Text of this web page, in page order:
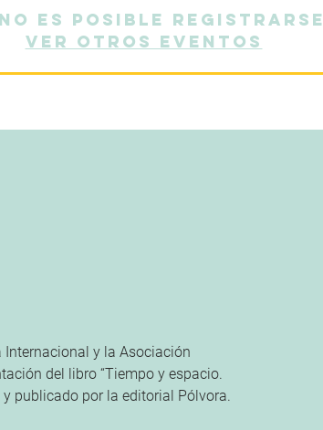
no es posible registrarse
Ver otros eventos
y la Asociación
del libro “Tiempo y espacio.
publicado por la editorial Pólvora.